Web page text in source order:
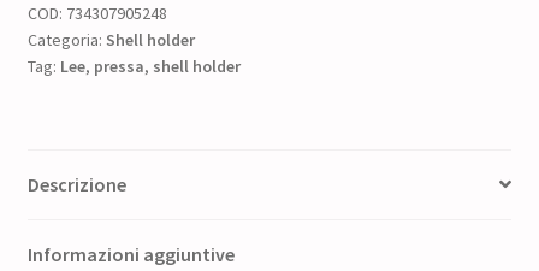
#90524
quantità
COD: 734307905248
Categoria: Shell holder
Tag: Lee, pressa, shell holder
Descrizione
Informazioni aggiuntive